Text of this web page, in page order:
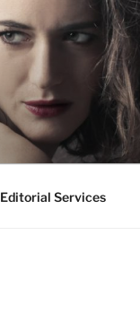
Editorial Services